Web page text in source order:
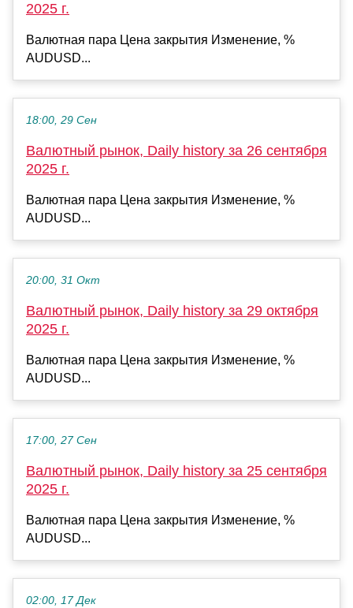
2025 г.
Валютная пара Цена закрытия Изменение, %
AUDUSD...
18:00, 29 Сен
Валютный рынок, Daily history за 26 сентября
2025 г.
Валютная пара Цена закрытия Изменение, %
AUDUSD...
20:00, 31 Окт
Валютный рынок, Daily history за 29 октября
2025 г.
Валютная пара Цена закрытия Изменение, %
AUDUSD...
17:00, 27 Сен
Валютный рынок, Daily history за 25 сентября
2025 г.
Валютная пара Цена закрытия Изменение, %
AUDUSD...
02:00, 17 Дек